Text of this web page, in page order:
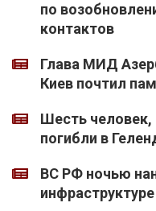
по
контактов
Глава МИД
Киев почтил
Шесть человек,
погибли в
ВС РФ ночью